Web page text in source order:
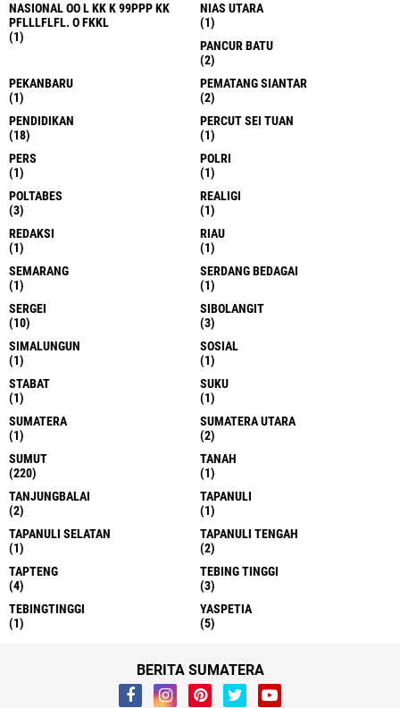
NASIONAL OO L KK K 99PPP KK
PFLLLFLFL. O FKKL
(1)
NIAS UTARA
(1)
PANCUR BATU
(2)
PEKANBARU
(1)
PEMATANG SIANTAR
(2)
PENDIDIKAN
(18)
PERCUT SEI TUAN
(1)
PERS
(1)
POLRI
(1)
POLTABES
(3)
REALIGI
(1)
REDAKSI
(1)
RIAU
(1)
SEMARANG
(1)
SERDANG BEDAGAI
(1)
SERGEI
(10)
SIBOLANGIT
(3)
SIMALUNGUN
(1)
SOSIAL
(1)
STABAT
(1)
SUKU
(1)
SUMATERA
(1)
SUMATERA UTARA
(2)
SUMUT
(220)
TANAH
(1)
TANJUNGBALAI
(2)
TAPANULI
(1)
TAPANULI SELATAN
(1)
TAPANULI TENGAH
(2)
TAPTENG
(4)
TEBING TINGGI
(3)
TEBINGTINGGI
(1)
YASPETIA
(5)
BERITA SUMATERA